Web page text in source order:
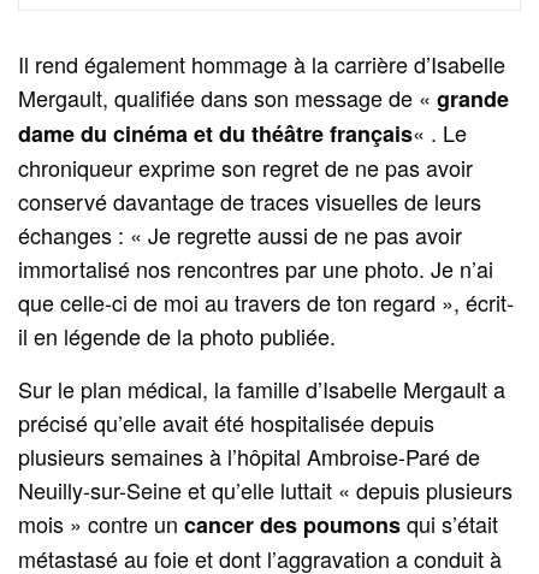
Il rend également hommage à la carrière d’Isabelle
Mergault, qualifiée dans son message de «grande
dame du cinéma et du théâtre français« . Le
chroniqueur exprime son regret de ne pas avoir
conservé davantage de traces visuelles de leurs
échanges : « Je regrette aussi de ne pas avoir
immortalisé nos rencontres par une photo. Je n’ai
que celle-ci de moi au travers de ton regard », écrit-
il en légende de la photo publiée.
Sur le plan médical, la famille d’Isabelle Mergault a
précisé qu’elle avait été hospitalisée depuis
plusieurs semaines à l’hôpital Ambroise-Paré de
Neuilly-sur-Seine et qu’elle luttait « depuis plusieurs
mois » contre uncancer des poumonsqui s’était
métastasé au foie et dont l’aggravation a conduit à